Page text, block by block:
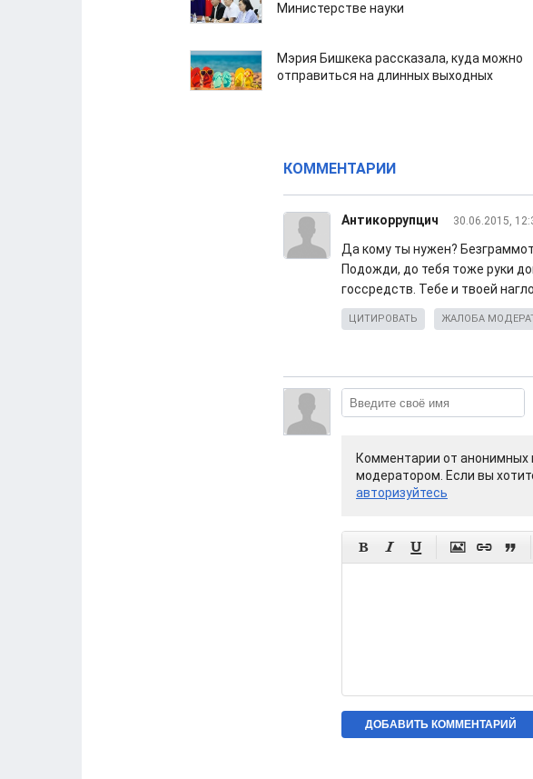
Министерстве науки
Мэрия Бишкека рассказала, куда можно
отправиться на длинных выходных
КОММЕНТАРИИ
Антикоррупцич 30.06.2015,
Да кому ты нужен?
Подожди, до тебя тоже руки
госсредств. Тебе и твоей
ЦИТИРОВАТЬ ЖАЛОБА
Комментарии от анонимных
модератором. Если вы
авторизуйтесь
     